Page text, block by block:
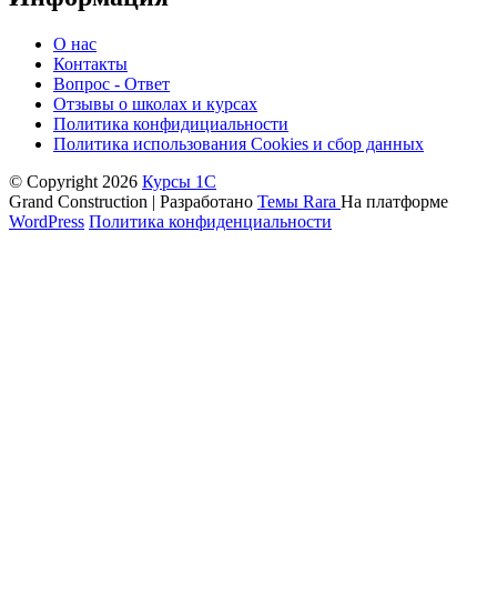
О нас
Контакты
Вопрос - Ответ
Отзывы о школах и курсах
Политика конфидициальности
Политика использования Cookies и сбор данных
© Copyright 2026 Курсы 1С
Grand Construction | Разработано Темы Rara На платформе
WordPress Политика конфиденциальности